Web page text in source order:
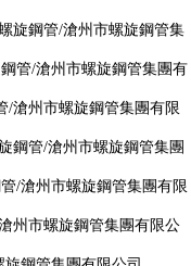
旋鋼管/滄州市螺旋鋼管集
管/滄州市螺旋鋼管集團有
/滄州市螺旋鋼管集團有限
鋼管/滄州市螺旋鋼管集團
/滄州市螺旋鋼管集團有限
州市螺旋鋼管集團有限公